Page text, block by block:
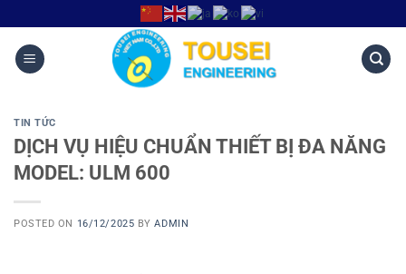
TIN TỨC
DỊCH VỤ HIỆU CHUẨN THIẾT BỊ ĐA NĂNG
MODEL: ULM 600
POSTED ON 16/12/2025 BYADMIN